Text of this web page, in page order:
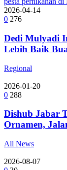
2026-04-14
0 276
Dedi Mulyadi
Lebih Baik
Regional
2026-01-20
0 288
Dishub Jabar
Ornamen,
All News
2026-08-07